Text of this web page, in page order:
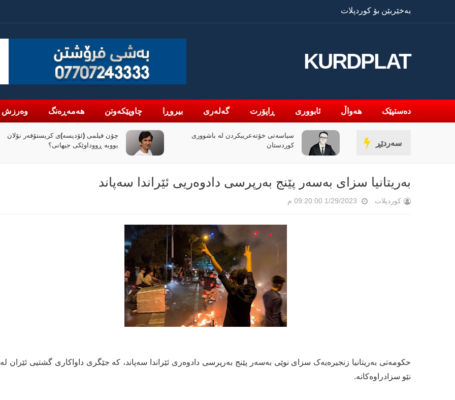
بەخێربێن بۆ کوردپلات
KURDPLAT
دەستپێک هەواڵ ئابووری ڕاپۆرت گەلەری بیروڕا چاوپێکەوتن هەمەڕەنگ وەرزش
سەردێڕ
سیاسەتی خۆتەعریبکردن لە باشووری
کوردستان
چۆن فیلمی (ئۆدیسە)ی کریستۆفەر نۆلان
بووبە ڕووداوێکی جیهانی؟
بەریتانیا سزای بەسەر پێنج بەرپرسی دادوەریی ئێراندا سەپاند
کوردپلات 1/29/2023 09:20:00 م
حکومەتی بەریتانیا زنجیرەیەک سزای نوێی بەسەر پێنج بەرپرسی دادوەری ئێراندا سەپاند، کە جێگری داواکاری گشتیی ئێران لە
نێو سزادراوەکانە.